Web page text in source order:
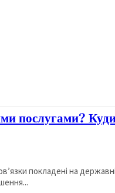
послугами?
покладені на